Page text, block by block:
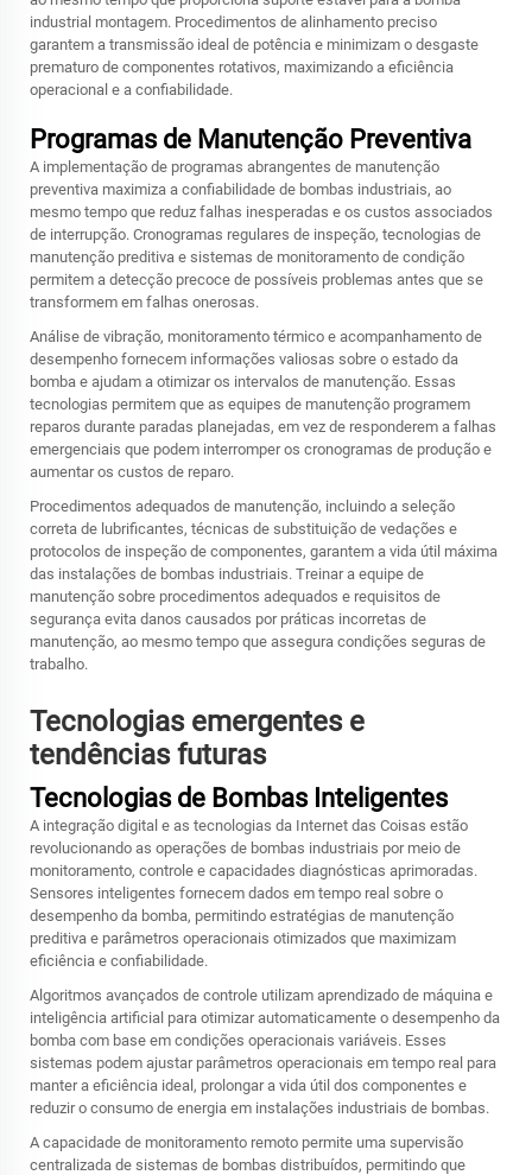
industrial montagem. Procedimentos de alinhamento preciso
garantem a transmissão ideal de potência e minimizam o desgaste
prematuro de componentes rotativos, maximizando a eficiência
operacional e a confiabilidade.
Programas de Manutenção Preventiva
A implementação de programas abrangentes de manutenção
preventiva maximiza a confiabilidade de bombas industriais, ao
mesmo tempo que reduz falhas inesperadas e os custos associados
de interrupção. Cronogramas regulares de inspeção, tecnologias de
manutenção preditiva e sistemas de monitoramento de condição
permitem a detecção precoce de possíveis problemas antes que se
transformem em falhas onerosas.
Análise de vibração, monitoramento térmico e acompanhamento de
desempenho fornecem informações valiosas sobre o estado da
bomba e ajudam a otimizar os intervalos de manutenção. Essas
tecnologias permitem que as equipes de manutenção programem
reparos durante paradas planejadas, em vez de responderem a falhas
emergenciais que podem interromper os cronogramas de produção e
aumentar os custos de reparo.
Procedimentos adequados de manutenção, incluindo a seleção
correta de lubrificantes, técnicas de substituição de vedações e
protocolos de inspeção de componentes, garantem a vida útil máxima
das instalações de bombas industriais. Treinar a equipe de
manutenção sobre procedimentos adequados e requisitos de
segurança evita danos causados por práticas incorretas de
manutenção, ao mesmo tempo que assegura condições seguras de
trabalho.
Tecnologias emergentes e
tendências futuras
Tecnologias de Bombas Inteligentes
A integração digital e as tecnologias da Internet das Coisas estão
revolucionando as operações de bombas industriais por meio de
monitoramento, controle e capacidades diagnósticas aprimoradas.
Sensores inteligentes fornecem dados em tempo real sobre o
desempenho da bomba, permitindo estratégias de manutenção
preditiva e parâmetros operacionais otimizados que maximizam
eficiência e confiabilidade.
Algoritmos avançados de controle utilizam aprendizado de máquina e
inteligência artificial para otimizar automaticamente o desempenho da
bomba com base em condições operacionais variáveis. Esses
sistemas podem ajustar parâmetros operacionais em tempo real para
manter a eficiência ideal, prolongar a vida útil dos componentes e
reduzir o consumo de energia em instalações industriais de bombas.
A capacidade de monitoramento remoto permite uma supervisão
centralizada de sistemas de bombas distribuídos, permitindo que